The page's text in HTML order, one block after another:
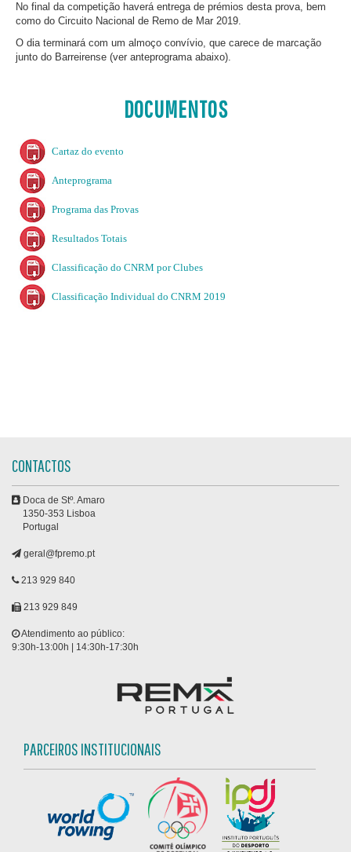
No final da competição haverá entrega de prémios desta prova, bem
como do Circuito Nacional de Remo de Mar 2019.
O dia terminará com um almoço convívio, que carece de marcação
junto do Barreirense (ver anteprograma abaixo).
DOCUMENTOS
Cartaz do evento
Anteprograma
Programa das Provas
Resultados Totais
Classificação do CNRM por Clubes
Classificação Individual do CNRM 2019
CONTACTOS
Doca de Stº. Amaro
1350-353 Lisboa
Portugal
geral@fpremo.pt
213 929 840
213 929 849
Atendimento ao público:
9:30h-13:00h | 14:30h-17:30h
PARCEIROS INSTITUCIONAIS